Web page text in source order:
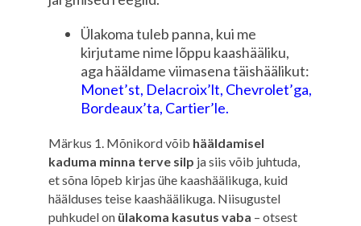
Ülakoma tuleb panna, kui me
kirjutame nime lõppu kaashääliku,
aga hääldame viimasena täishäälikut:
Monet’st, Delacroix’lt, Chevrolet’ga,
Bordeaux’ta, Cartier’le.
Märkus 1. Mõnikord võib hääldamisel
kaduma minna terve silp ja siis võib juhtuda,
et sõna lõpeb kirjas ühe kaashäälikuga, kuid
häälduses teise kaashäälikuga. Niisugustel
puhkudel on ülakoma kasutus vaba – otsest